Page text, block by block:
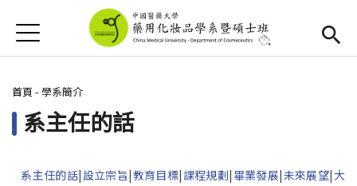
首頁
首頁
最新消息
新生專區(link is external)
Open submenu (學系簡介)
學系簡介
Jump to Navigation
Jump to Main content
您在這裡
首頁 - 學系簡介
系主任的話
系主任的話| 設立宗旨|教育目標| 課程規劃|畢業發展|未來展望|大